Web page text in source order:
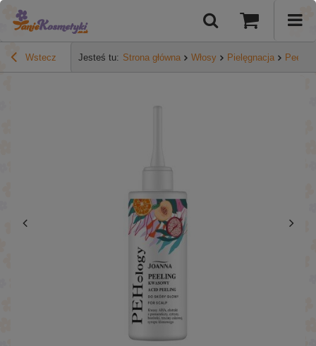
Wstecz Jesteś tu: Strona główna Włosy Pielęgnacja